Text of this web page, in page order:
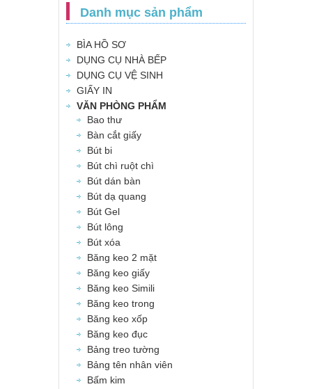
Danh mục sản phẩm
BÌA HỒ SƠ
DỤNG CỤ NHÀ BẾP
DỤNG CỤ VỆ SINH
GIẤY IN
VĂN PHÒNG PHẨM
Bao thư
Bàn cắt giấy
Bút bi
Bút chì ruột chì
Bút dán bàn
Bút dạ quang
Bút Gel
Bút lông
Bút xóa
Băng keo 2 mặt
Băng keo giấy
Băng keo Simili
Băng keo trong
Băng keo xốp
Băng keo đục
Bảng treo tường
Bảng tên nhân viên
Bấm kim